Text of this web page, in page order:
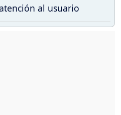
al usuario